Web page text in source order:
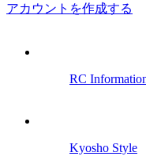
アカウントを作成する
RC
Kyosho Style